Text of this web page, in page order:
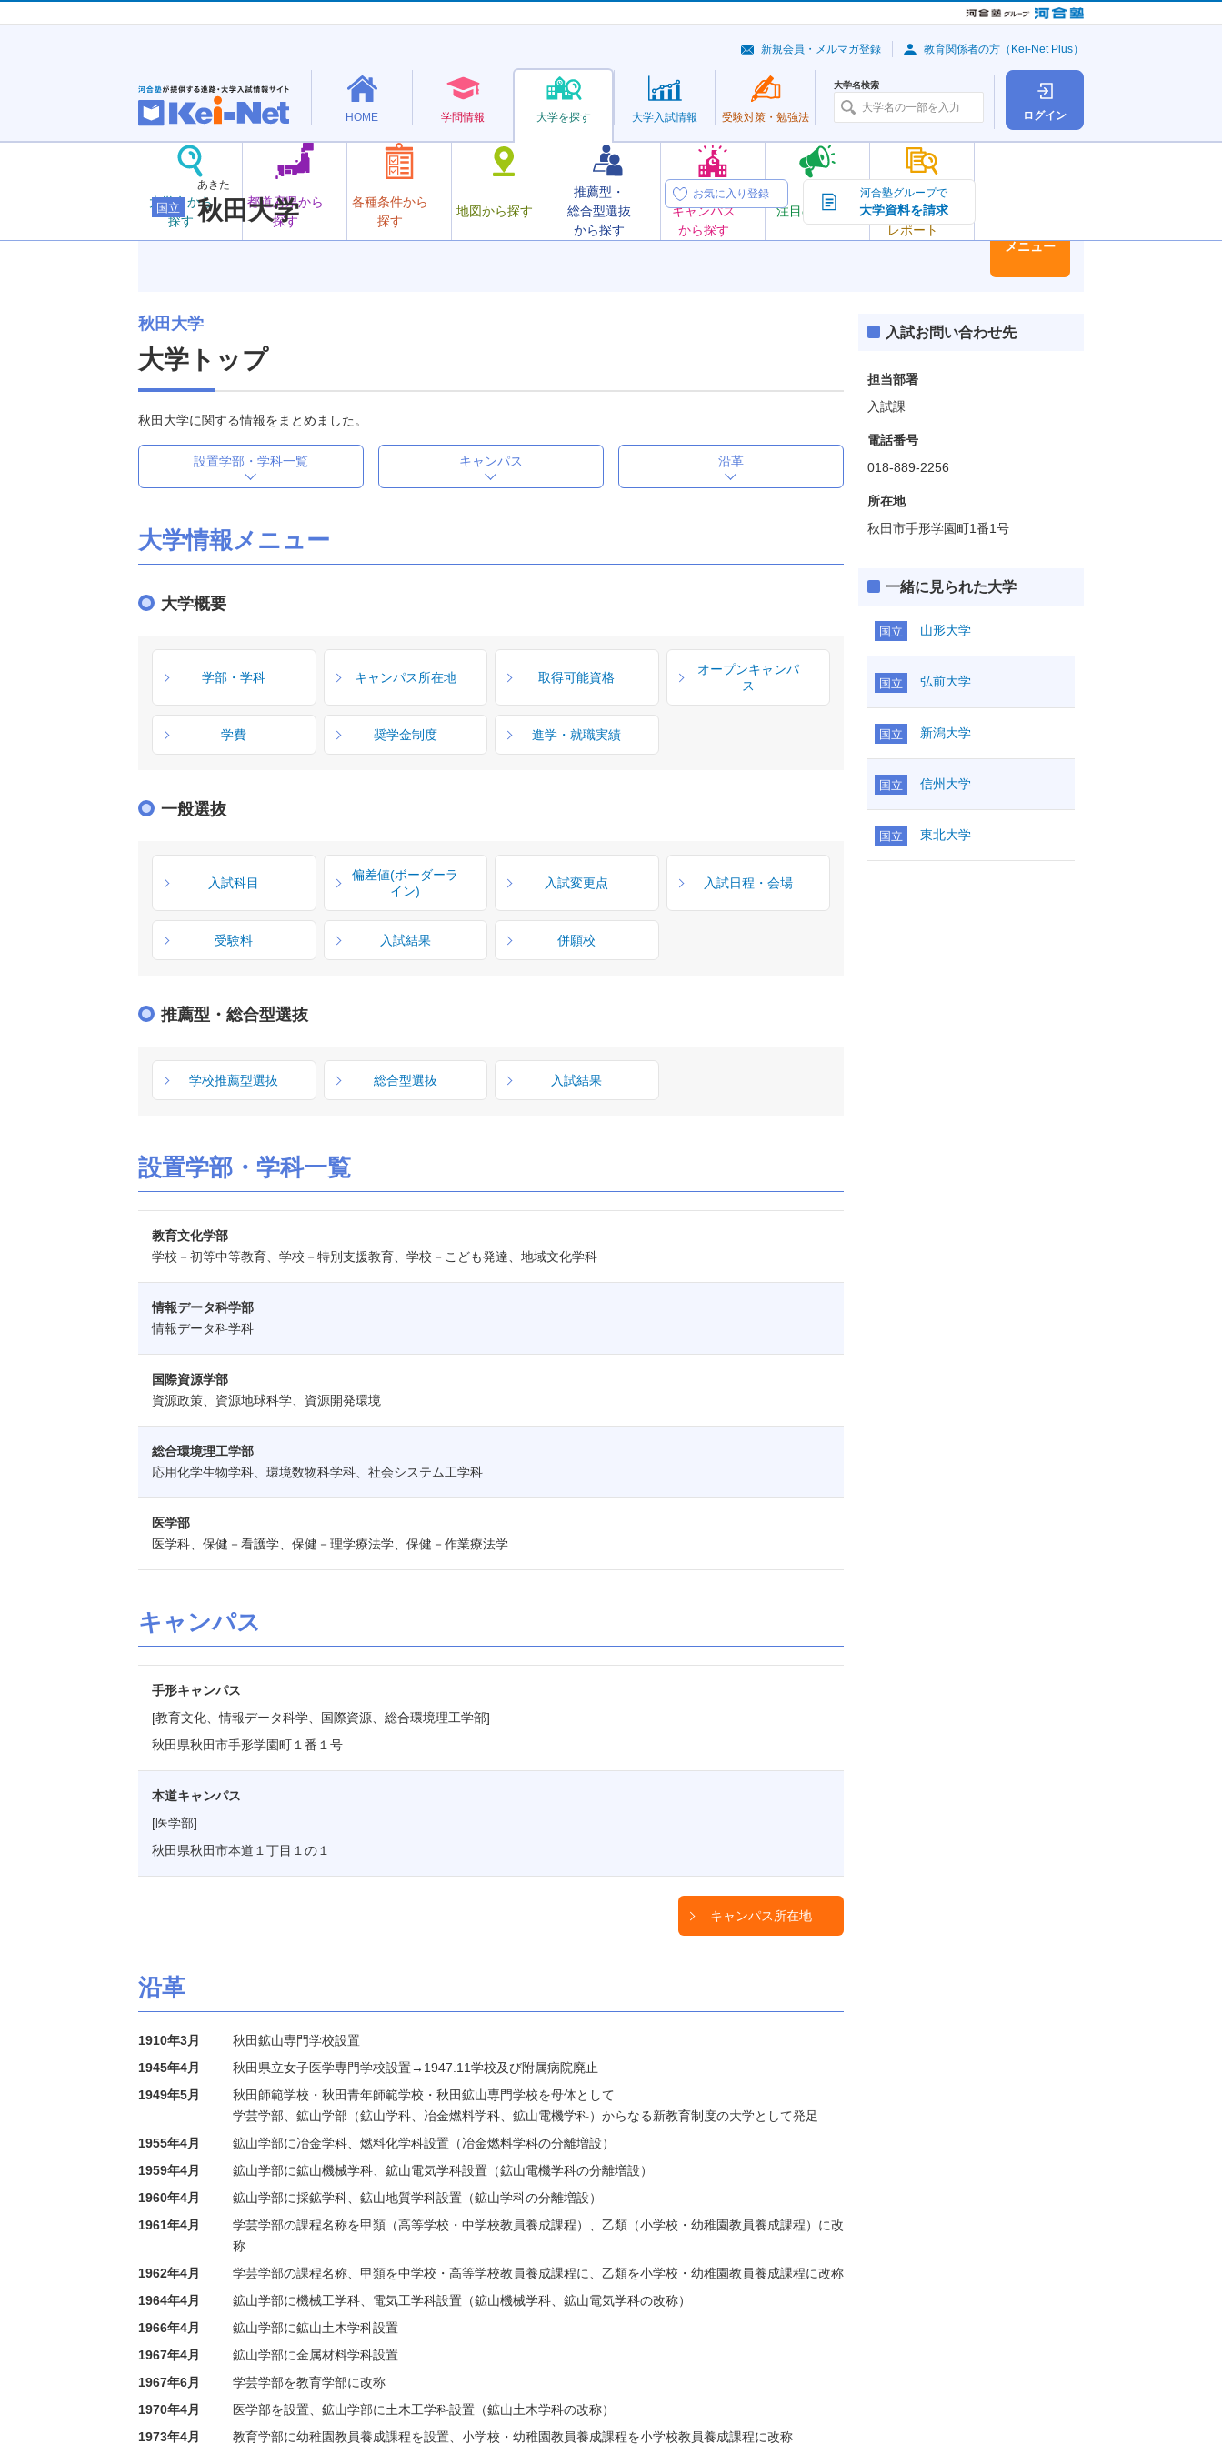
ログイン
HOME 学問情報 大学を探す
大学名から
探す
都道府県から
探す
各種条件から
探す
地図から探す
推薦型・
総合型選抜
から探す
オープン
キャンパス
から探す
注目の大学
大学の今
トピック＆
レポート
大学入試情報 受験対策・ 勉強法
大学名検索
新規会員・メルマガ登録 教育関係者の方（Kei-Net Plus）
国立
あきた
秋田大学
お気に入り登録 河合塾グループで
大学資料を請求
メニュー
秋田大学
大学トップ
秋田大学に関する情報をまとめました。
設置学部・学科一覧 キャンパス 沿革
大学情報メニュー
大学概要
学部・学科 キャンパス所在地 取得可能資格
オープンキャンパ
ス
学費 奨学金制度 進学・就職実績
一般選抜
入試科目
偏差値(ボーダーラ
イン)
入試変更点 入試日程・会場
受験料 入試結果 併願校
推薦型・総合型選抜
学校推薦型選抜 総合型選抜 入試結果
設置学部・学科一覧
教育文化学部
学校－初等中等教育、学校－特別支援教育、学校－こども発達、地域文化学科
情報データ科学部
情報データ科学科
国際資源学部
資源政策、資源地球科学、資源開発環境
総合環境理工学部
応用化学生物学科、環境数物科学科、社会システム工学科
医学部
医学科、保健－看護学、保健－理学療法学、保健－作業療法学
キャンパス
手形キャンパス
[教育文化、情報データ科学、国際資源、総合環境理工学部]
秋田県秋田市手形学園町１番１号
本道キャンパス
[医学部]
秋田県秋田市本道１丁目１の１
キャンパス所在地
沿革
1910年3月
秋田鉱山専門学校設置
1945年4月
秋田県立女子医学専門学校設置→1947.11学校及び附属病院廃止
1949年5月
秋田師範学校・秋田青年師範学校・秋田鉱山専門学校を母体として
学芸学部、鉱山学部（鉱山学科、冶金燃料学科、鉱山電機学科）からなる新教育制度の大学として発足
1955年4月
鉱山学部に冶金学科、燃料化学科設置（冶金燃料学科の分離増設）
1959年4月
鉱山学部に鉱山機械学科、鉱山電気学科設置（鉱山電機学科の分離増設）
1960年4月
鉱山学部に採鉱学科、鉱山地質学科設置（鉱山学科の分離増設）
1961年4月
学芸学部の課程名称を甲類（高等学校・中学校教員養成課程）、乙類（小学校・幼稚園教員養成課程）に改
称
1962年4月
学芸学部の課程名称、甲類を中学校・高等学校教員養成課程に、乙類を小学校・幼稚園教員養成課程に改称
1964年4月
鉱山学部に機械工学科、電気工学科設置（鉱山機械学科、鉱山電気学科の改称）
1966年4月
鉱山学部に鉱山土木学科設置
1967年4月
鉱山学部に金属材料学科設置
1967年6月
学芸学部を教育学部に改称
1970年4月
医学部を設置、鉱山学部に土木工学科設置（鉱山土木学科の改称）
1973年4月
教育学部に幼稚園教員養成課程を設置、小学校・幼稚園教員養成課程を小学校教員養成課程に改称
入試お問い合わせ先
担当部署
入試課
電話番号
018-889-2256
所在地
秋田市手形学園町1番1号
一緒に見られた大学
国立 山形大学
国立 弘前大学
国立 新潟大学
国立 信州大学
国立 東北大学